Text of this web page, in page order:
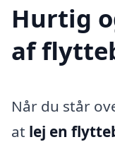
Hurtig
af
Når du står
at lej en